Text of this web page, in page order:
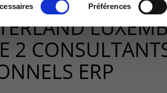
Préférences
2
ERP